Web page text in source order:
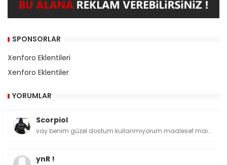
SPONSORLAR
Xenforo Eklentileri
Xenforo Eklentiler
YORUMLAR
Scorpiol
vay benim güzel dostum kullanmıyorum maalesef mai...
ynR !